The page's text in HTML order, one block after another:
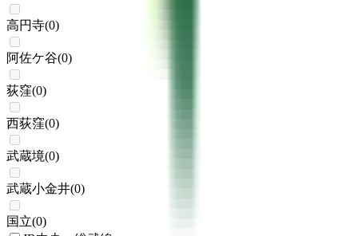
高円寺(0)
阿佐ケ谷(0)
荻窪(0)
西荻窪(0)
武蔵境(0)
武蔵小金井(0)
国立(0)